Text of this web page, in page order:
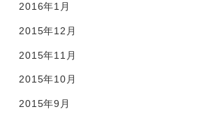
2016年1月
2015年12月
2015年11月
2015年10月
2015年9月